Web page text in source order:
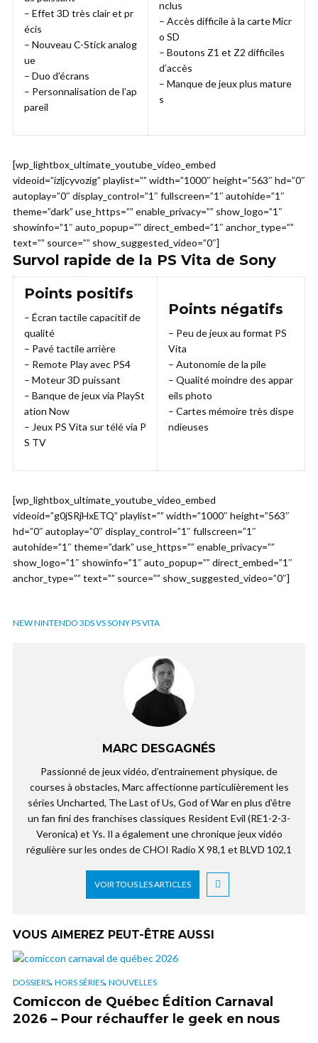
– Effet 3D très clair et pr
écis
– Nouveau C-Stick analog
ue
– Duo d’écrans
– Personnalisation de l’ap
pareil
nclus
– Accès difficile à la carte Micr
o SD
– Boutons Z1 et Z2 difficiles
d’accès
– Manque de jeux plus mature
s
[wp_lightbox_ultimate_youtube_video_embed
videoid=”izljcyvozig” playlist=”” width=”1000″ height=”563″ hd=”0″
autoplay=”0″ display_control=”1″ fullscreen=”1″ autohide=”1″
theme=”dark” use_https=”” enable_privacy=”” show_logo=”1″
showinfo=”1″ auto_popup=”” direct_embed=”1″ anchor_type=””
text=”” source=”” show_suggested_video=”0″]
Survol rapide de la PS Vita de Sony
Points positifs
– Écran tactile capacitif de
qualité
– Pavé tactile arrière
– Remote Play avec PS4
– Moteur 3D puissant
– Banque de jeux via PlaySt
ation Now
– Jeux PS Vita sur télé via P
S TV
Points négatifs
– Peu de jeux au format PS
Vita
– Autonomie de la pile
– Qualité moindre des appar
eils photo
– Cartes mémoire très dispe
ndieuses
[wp_lightbox_ultimate_youtube_video_embed
videoid=”g0jSRjHxETQ” playlist=”” width=”1000″ height=”563″
hd=”0″ autoplay=”0″ display_control=”1″ fullscreen=”1″
autohide=”1″ theme=”dark” use_https=”” enable_privacy=””
show_logo=”1″ showinfo=”1″ auto_popup=”” direct_embed=”1″
anchor_type=”” text=”” source=”” show_suggested_video=”0″]
NEW NINTENDO 3DS VS SONY PS VITA
MARC DESGAGNÉS
Passionné de jeux vidéo, d’entrainement physique, de
courses à obstacles, Marc affectionne particulièrement les
séries Uncharted, The Last of Us, God of War en plus d’être
un fan fini des franchises classiques Resident Evil (RE1-2-3-
Veronica) et Ys. Il a également une chronique jeux vidéo
régulière sur les ondes de CHOI Radio X 98,1 et BLVD 102,1
VOIR TOUS LES ARTICLES
VOUS AIMEREZ PEUT-ÊTRE AUSSI
DOSSIERS, HORS SÉRIES, NOUVELLES
Comiccon de Québec Édition Carnaval
2026 – Pour réchauffer le geek en nous